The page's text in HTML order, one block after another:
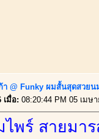
า @ Funky ผมสั้นสุดสวยน
เมื่อ: 08:20:44 PM 05 เมษ
ไพร์ สายมา